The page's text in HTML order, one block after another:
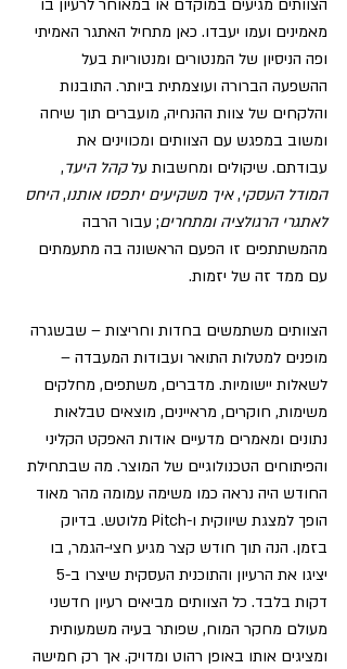
הצוותים מגיעים במוקדם או במאוחר לרעיון בו
מאמינים ועמו יעבדו. כאן מתחיל האתגר האמיתי
ופה הניסיון של המנטורים ומנטוריות בעל
ההשפעה הברורה ועוצמתית ביותר. התובנות
והלקחים של צוות ההנחיה, מועברים תוך שיחה
ומשוב במפגש עם הצוותים ומכווינים את
עבודתם. שיקולים ומחשבות על קהל היעד,
המודל העסקי, איך משקיעים יתפסו אותנו, היחס
לאתגרי הרגולציה ומתחרים; עבור הרבה
מהמשתתפים זו הפעם הראשונה בה מתעמתים
עם ממד זה של יזמות.
הצוותים משתמשים בחדות וחריצות – שבשגרה
מופנים למטלות התואר ועבודות המעבדה –
לשאלות יישומיות. מדברים, משתפים, מחלקים
משימות, חוקרים, מראיינים, מוצאים טבלאות
נתונים ומאמרים מדעיים אודות האפקט הקליני
והפיתוחים הטכנולוגיים של המוצר. מה שבתחילת
החודש היה נראה כמו משימה עמומה מהר מאוד
הופך למצגת שיווקית ו-Pitch מלוטש.
בדיוק
בזמן. הנה תוך חודש קצר מגיע חצי-הגמר, בו
דקות בלבד. כל הצוותים מביאים רעיון חדשני
מעולם מחקר המוח, שפותר בעיה משמעותית
ומציגים אותו באופן רהוט ומדויק. אך רק חמישה